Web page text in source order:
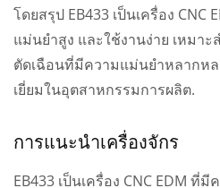
โดยสรุป EB433 เป็นเครื่อง CNC
แม่นยำสูง และใช้งานง่าย เหมา
ตัดเฉือนที่มีความแม่นยำหลากหล
เยี่ยมในอุตสาหกรรมการผลิต.
การแนะนำเครื่องจักร
EB433 เป็นเครื่อง CNC EDM ที่